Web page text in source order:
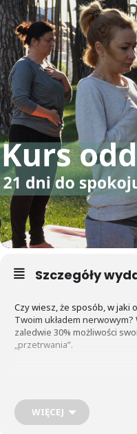
Szczegóły
Czy wiesz, że sposób, w
Twoim układem
zaledwie 30% możliwości
„przetrwania”.
Ulianyсkiej, który pomoże Ci
To połączenie 16-letniego
podejściem do pracy z
WIĘCEJ